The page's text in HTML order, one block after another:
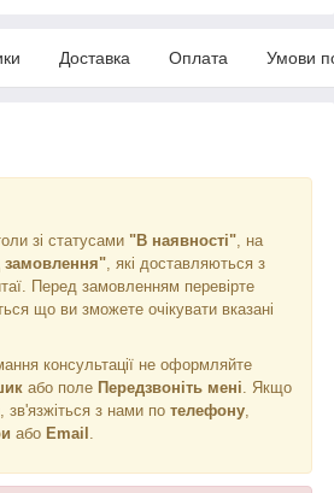
Доставка Оплата Умови
зі статусами "В наявності" , на
замовлення" , які доставляються з
Перед замовленням перевірте
що ви зможете очікувати вказані
консультації не оформляйте
або поле Передзвоніть мені . Якщо
зв'язжіться з нами по телефону
або Email